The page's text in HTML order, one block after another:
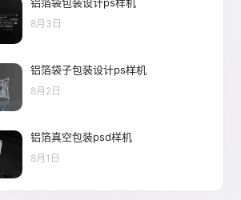
8月3日
铝箔袋子包装设计ps样机
8月2日
铝箔真空包装psd样机
8月1日